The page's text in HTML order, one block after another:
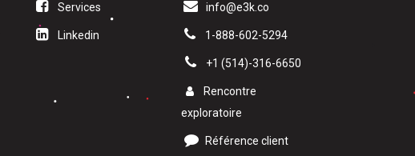
info@e3k.co
1-888-602-5294
​+1 (514)-316-6650
Rencontre
exploratoire
Référence client
Services
Linkedin